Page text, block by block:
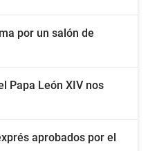
por un salón de
Papa León XIV nos
aprobados por el